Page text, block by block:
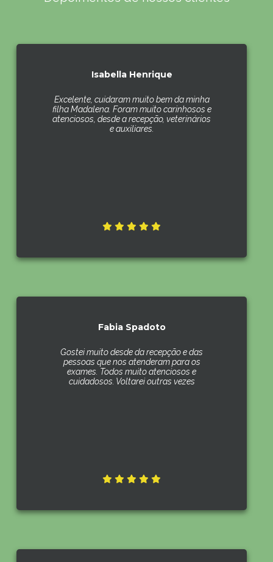
Isabella Henrique
Excelente, cuidaram muito bem da minha
filha Madalena. Foram muito carinhosos e
atenciosos, desde a recepção, veterinários
e auxiliares.
Fabia Spadoto
Gostei muito desde da recepção e das
pessoas que nos atenderam para os
exames. Todos muito atenciosos e
cuidadosos. Voltarei outras vezes